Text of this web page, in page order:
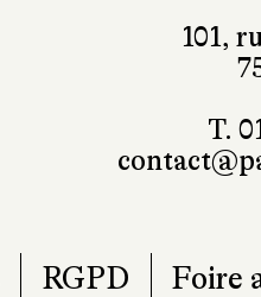
101,
T.
RGPD Foire